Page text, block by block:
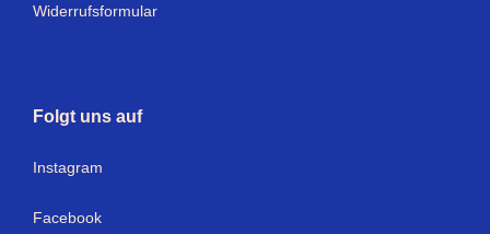
Widerrufsformular
Folgt uns auf
Instagram
Facebook